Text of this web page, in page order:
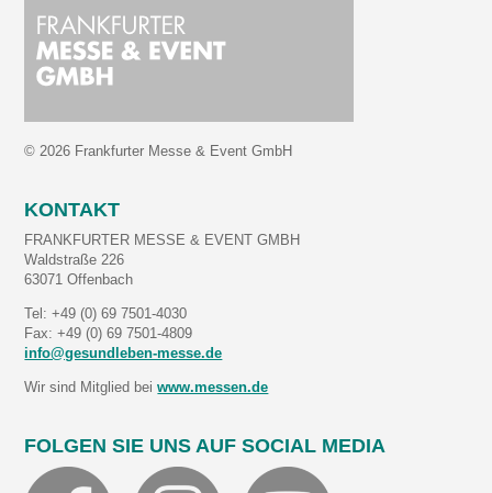
© 2026 Frankfurter Messe & Event GmbH
KONTAKT
FRANKFURTER MESSE & EVENT GMBH
Waldstraße 226
63071 Offenbach
Tel: +49 (0) 69 7501-4030
Fax: +49 (0) 69 7501-4809
info@gesundleben-messe.de
Wir sind Mitglied beiwww.messen.de
FOLGEN SIE UNS AUF SOCIAL MEDIA